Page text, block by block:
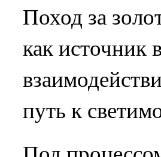
Поход за
как источник
путь к